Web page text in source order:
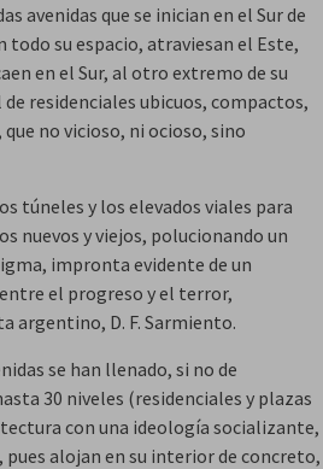
avenidas que se inician en el Sur de
su espacio, atraviesan el Este,
en el Sur, al otro extremo de su
residenciales ubicuos, compactos,
no vicioso, ni ocioso, sino
túneles y los elevados viales para
nuevos y viejos, polucionando un
impronta evidente de un
el progreso y el terror,
argentino, D. F. Sarmiento.
se han llenado, si no de
30 niveles (residenciales y plazas
con una ideología socializante,
alojan en su interior de concreto,